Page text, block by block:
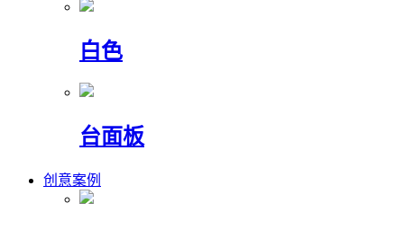
白色
台面板
创意案例